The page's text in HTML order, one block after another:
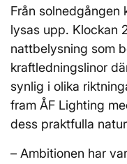
Från solnedgången
lysas upp. Klockan
nattbelysning som
kraftledningslinor
synlig i olika
fram ÅF Lighting
dess praktfulla
– Ambitionen har